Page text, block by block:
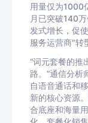
用量仅为1000
月已突破140
发式增长，促
服务运营商"转
“词元套餐的推
路。”通信分析
自语音通话和
新的核心资源
合底座和海量